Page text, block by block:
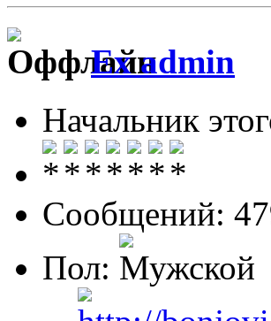
Ex admin
Начальник
Сообщений:
Пол: